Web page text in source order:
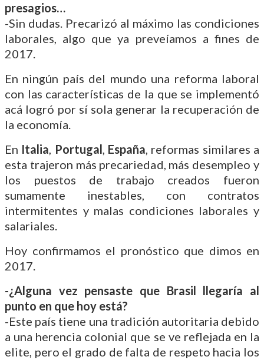
presagios…
-Sin dudas. Precarizó al máximo las condiciones
laborales, algo que ya preveíamos a fines de
2017.
En ningún país del mundo una reforma laboral
con las características de la que se implementó
acá logró por sí sola generar la recuperación de
la economía.
En Italia, Portugal, España, reformas similares a
esta trajeron más precariedad, más desempleo y
los puestos de trabajo creados fueron
sumamente inestables, con contratos
intermitentes y malas condiciones laborales y
salariales.
Hoy confirmamos el pronóstico que dimos en
2017.
-¿Alguna vez pensaste que Brasil llegaría al
punto en que hoy está?
-Este país tiene una tradición autoritaria debido
a una herencia colonial que se ve reflejada en la
elite, pero el grado de falta de respeto hacia los